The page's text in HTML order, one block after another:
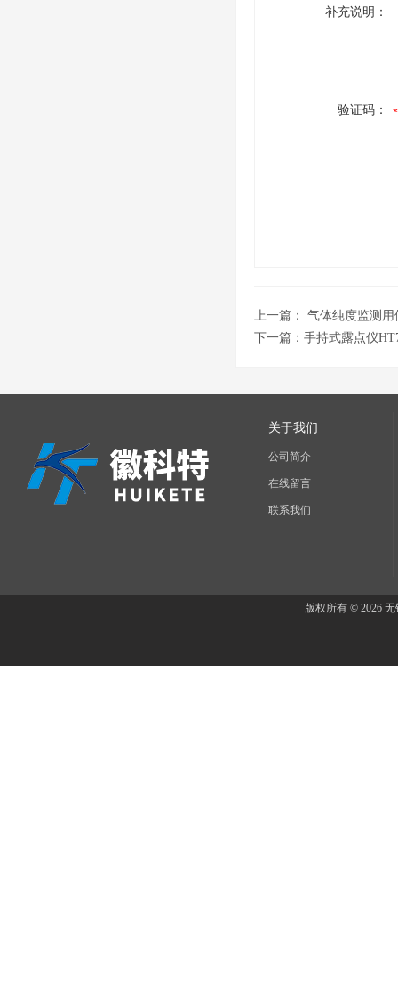
补充说明：
验证码：
上一篇： 气体纯度监测
下一篇： 手持式露点仪
关于我们
公司简介
在线留言
联系我们
版权所有 © 2026